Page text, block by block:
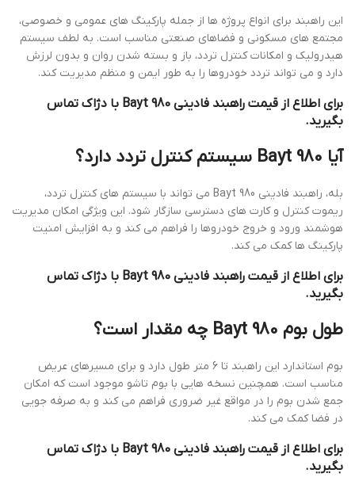
این راهبند برای انواع پروژه ها از جمله پارکینگ های عمومی و خصوصی،
مجتمع های مسکونی و فضاهای صنعتی مناسب است. به لطف سیستم
هیدرولیک و امکانات کنترل تردد، باز و بسته شدن روان و بدون لرزش
دارد و می تواند تردد خودروها را به طور ایمن و منظم مدیریت کند.
برای اطلاع از قیمت راهبند فادینی Bayt 980 با دژاک تماس
بگیرید.
آیا Bayt 980 سیستم کنترل تردد دارد؟
بله، راهبند فادینی Bayt 980 می تواند با سیستم های کنترل تردد،
ریموت کنترل و کارت های دسترسی سازگار شود. این ویژگی امکان مدیریت
هوشمند ورود و خروج خودروها را فراهم می کند و به افزایش امنیت
پارکینگ ها کمک می کند.
برای اطلاع از قیمت راهبند فادینی Bayt 980 با دژاک تماس
بگیرید.
طول بوم Bayt 980 چه مقدار است؟
بوم استاندارد این راهبند تا 6 متر طول دارد و برای مسیرهای عریض
مناسب است. همچنین نسخه هایی با بوم تاشو موجود است که امکان
جمع شدن بوم را در مواقع غیر ضروری فراهم می کند و به صرفه جویی
در فضا کمک می کند.
برای اطلاع از قیمت راهبند فادینی Bayt 980 با دژاک تماس
بگیرید.